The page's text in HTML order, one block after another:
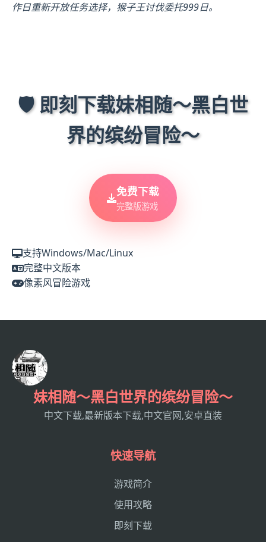
作日重新开放任务选择，猴子王讨伐委托999日。
🛡️ 即刻下载妹相随～黑白世
界的缤纷冒险～
免费下载
完整版游戏
支持Windows/Mac/Linux
完整中文版本
像素风冒险游戏
妹相随～黑白世界的缤纷冒险～
中文下载,最新版本下载,中文官网,安卓直装
快速导航
游戏简介
使用攻略
即刻下载